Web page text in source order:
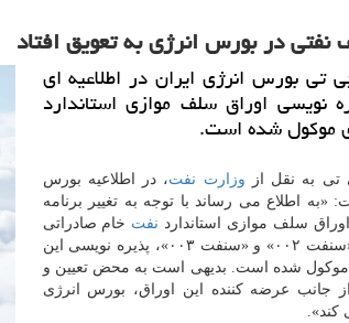
در بورس انرژی به تعویق افتاد
بورس انرژی ایران در اطلاعیه ای
نویسی اوراق سلف موازی استاندارد
موكول شده است.
به نقل از وزارت نفت، در اطلاعیه بورس
«به اطلاع می رساند با توجه به تغییر برنامه
سلف موازی استاندارد نفت خام صادراتی
در نمادهای معاملاتی «سنفت ۰۰۲» و «سنفت ۰۰۳»، پذیره نویسی این
موکول شده است. بدیهی است به محض تعیین و
از جانب عرضه کننده این اوراق، بورس انرژی
کند».